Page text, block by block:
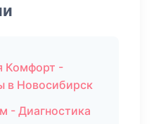
Комфорт -
в Новосибирск
- Диагностика